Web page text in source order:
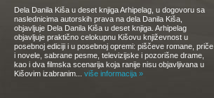
Dela Danila Kiša u deset knjiga Arhipelag, u dogovoru sa
naslednicima autorskih prava na dela Danila Kiša,
objavljuje Dela Danila Kiša u deset knjiga. Arhipelag
objavljuje praktično celokupnu Kišovu književnost u
posebnoj ediciji i u posebnoj opremi: piščeve romane, priče
i novele, sabrane pesme, televizijske i pozorišne drame,
kao i dva filmska scenarija koja ranije nisu objavljivana u
Kišovim izabranim... više informacija »